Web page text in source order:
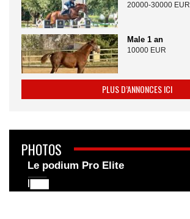
20000-30000 EUR
Male 1 an
10000 EUR
PLUS D’ANNONCES ICI
PHOTOS
Le podium Pro Elite